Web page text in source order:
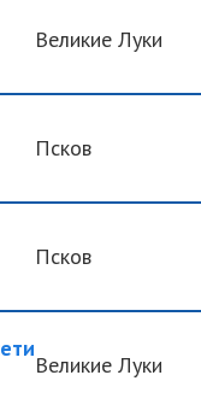
Великие Луки
Псков
Псков
Великие Луки